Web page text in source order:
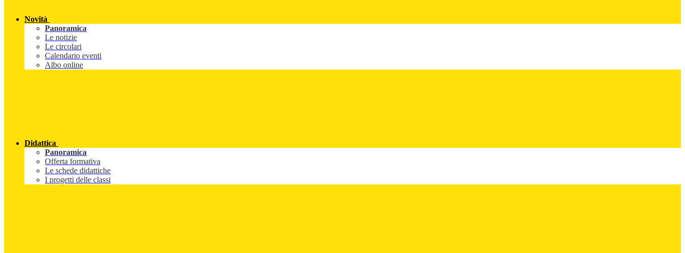
Novità
Panoramica
Le notizie
Le circolari
Calendario eventi
Albo online
Didattica
Panoramica
Offerta formativa
Le schede didattiche
I progetti delle classi